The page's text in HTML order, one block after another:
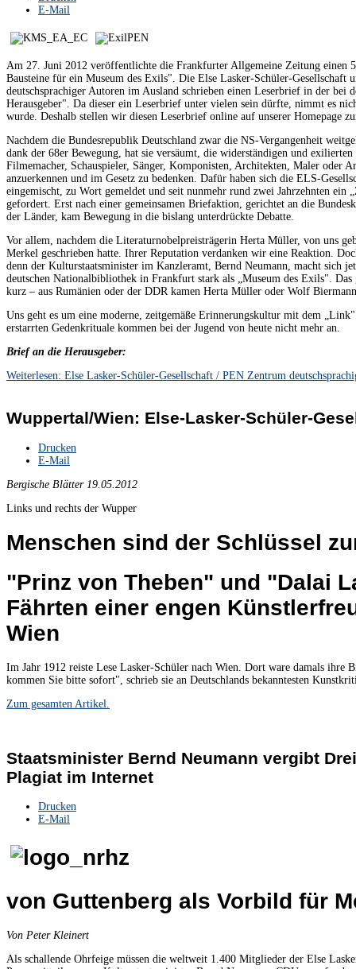
E-Mail
Am 27. Juni 2012 veröffentlichte die Frankfurter Allgemeine Zeitung einen
Bausteine für ein Museum des Exils". Die Else Lasker-Schüler-Gesellschaft
deutschsprachiger Autoren im Ausland schrieben einen Leserbrief in der bei
Herausgeber". Da dieser ein Leserbrief unter vielen sein dürfte, nimmt es
wurde. Deshalb stellen wir diesen Leserbrief online auf unserer Homepage
Nachdem die Bundesrepublik Deutschland zwar die NS-Vergangenheit
dank der 68er Bewegung, hat sie versäumt, die widerständigen und
Filmemacher, Schauspieler, Sänger, Komponisten, Architekten, Maler oder
anzuerkennen und im Gesetz zu bedenken. Dafür haben sich die ELS-
eingemischt, zu Wort gemeldet und seit nunmehr rund zwei Jahrzehnten ein
gefordert. Erst nach einer gemeinsamen Briefaktion, gerichtet an die
der Länder, kam Bewegung in die bislang unterdrückte Debatte.
Vor allem, nachdem die Literaturnobelpreisträgerin Herta Müller, von uns
Merkel geschrieben hatte. Ihrer Reputation verdanken wir eine Reaktion.
denn der Kulturstaatsminister im Kanzleramt, Bernd Neumann, macht sich
deutschen Nationalbibliothek in Frankfurt stark als „Museum des Exils".
kurz – aus Rumänien oder der DDR kamen Herta Müller oder Wolf
Uns geht es um eine moderne, zeitgemäße Erinnerungskultur mit dem
erstarrten Gedenkrituale kommen bei der Jugend von heute nicht mehr an.
Brief an die Herausgeber:
Weiterlesen: Else Lasker-Schüler-Gesellschaft / PEN Zentrum
Wuppertal/Wien: Else-Lasker-Schüler-
Drucken
E-Mail
Bergische Blätter 19.05.2012
Links und rechts der Wupper
Menschen sind der Schlüssel
"Prinz von Theben" und "Dalai
Fährten einer engen
Wien
Im Jahr 1912 reiste Lese Lasker-Schüler nach Wien. Dort ware damals ihre
kommen Sie bitte sofort", schrieb sie an Deutschlands bekanntesten
Zum gesamten Artikel.
Staatsminister Bernd Neumann vergibt
Plagiat im Internet
Drucken
E-Mail
von Guttenberg als Vorbild für
Von Peter Kleinert
Als schallende Ohrfeige müssen die weltweit 1.400 Mitglieder der Else